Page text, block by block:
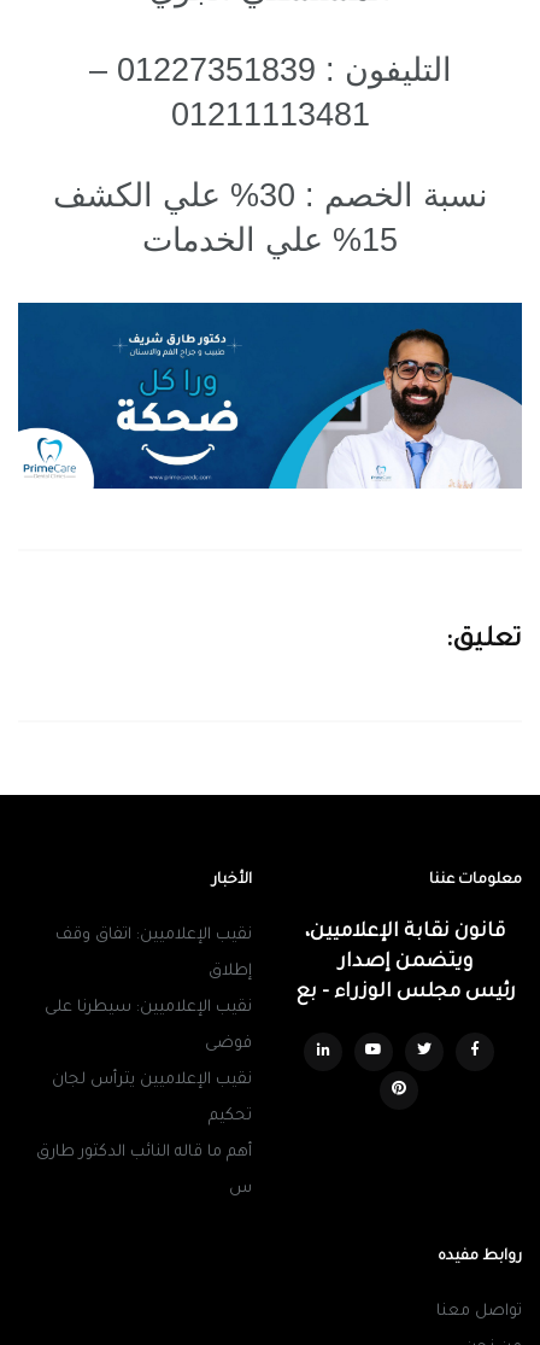
التليفون : 01227351839 –
01211113481
نسبة الخصم : 30% علي الكشف
15% علي الخدمات
تعليق:
معلومات عننا
قانون نقابة الإعلاميين،
ويتضمن إصدار
رئيس مجلس الوزراء - بع
الأخبار
نقيب الإعلاميين: اتفاق وقف
إطلاق
نقيب الإعلاميين: سيطرنا على
فوضى
نقيب الإعلاميين يترأس لجان
تحكيم
أهم ما قاله النائب الدكتور طارق
س
روابط مفيده
تواصل معنا